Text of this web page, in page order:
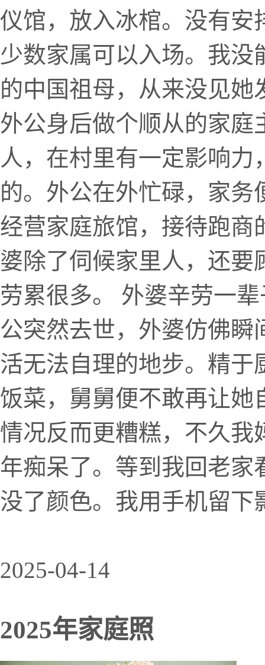
仪馆，放入冰棺。没有安
少数家属可以入场。我
的中国祖母，从来没见
外公身后做个顺从的家庭
人，在村里有一定影响
的。外公在外忙碌，家
经营家庭旅馆，接待跑商
婆除了伺候家里人，还
劳累很多。 外婆辛劳一
公突然去世，外婆仿佛
活无法自理的地步。精
饭菜，舅舅便不敢再让她
情况反而更糟糕，不久我
年痴呆了。等到我回老
没了颜色。我用手机留下
2025-04-14
2025年家庭照